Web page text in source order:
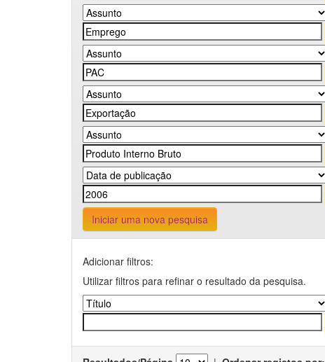
Iniciar uma nova pesquisa
Adicionar filtros:
Utilizar filtros para refinar o resultado da pesquisa.